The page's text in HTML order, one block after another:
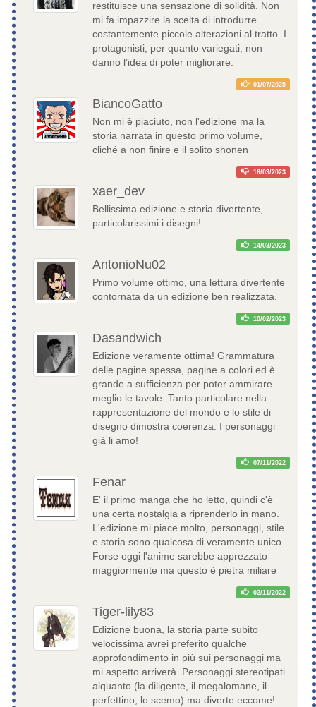
restituisce una sensazione di solidità. Non
mi fa impazzire la scelta di introdurre
costantemente piccole alterazioni al tratto. I
protagonisti, per quanto variegati, non
danno l’idea di poter migliorare.
01/07/2025
BiancoGatto
Non mi è piaciuto, non l'edizione ma la
storia narrata in questo primo volume,
cliché a non finire e il solito shonen
16/03/2023
xaer_dev
Bellissima edizione e storia divertente,
particolarissimi i disegni!
14/03/2023
AntonioNu02
Primo volume ottimo, una lettura divertente
contornata da un edizione ben realizzata.
10/02/2023
Dasandwich
Edizione veramente ottima! Grammatura
delle pagine spessa, pagine a colori ed è
grande a sufficienza per poter ammirare
meglio le tavole. Tanto particolare nella
rappresentazione del mondo e lo stile di
disegno dimostra coerenza. I personaggi
già li amo!
07/11/2022
Fenar
E' il primo manga che ho letto, quindi c'è
una certa nostalgia a riprenderlo in mano.
L'edizione mi piace molto, personaggi, stile
e storia sono qualcosa di veramente unico.
Forse oggi l'anime sarebbe apprezzato
maggiormente ma questo è pietra miliare
02/11/2022
Tiger-lily83
Edizione buona, la storia parte subito
velocissima avrei preferito qualche
approfondimento in più sui personaggi ma
mi aspetto arriverà. Personaggi stereotipati
alquanto (la diligente, il megalomane, il
perfettino, lo scemo) ma diverte eccome!